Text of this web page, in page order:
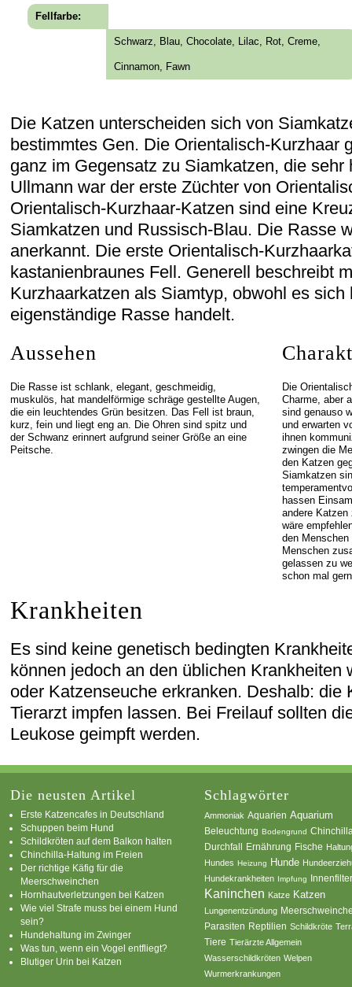
Fellfarbe:
Schwarz, Blau, Chocolate, Lilac, Rot, Creme,
Cinnamon, Fawn
Die Katzen unterscheiden sich von
bestimmtes Gen. Die Orientalisch-Kurzhaar
ganz im Gegensatz zu Siamkatzen, die sehr
Ullmann war der erste Züchter von
Orientalisch-Kurzhaar-Katzen sind eine
Siamkatzen und Russisch-Blau. Die Rasse
anerkannt. Die erste Orientalisch-
kastanienbraunes Fell. Generell beschreibt
Kurzhaarkatzen als Siamtyp, obwohl es sich
eigenständige Rasse handelt.
Aussehen
Die Rasse ist schlank, elegant, geschmeidig,
muskulös, hat mandelförmige schräge gestellte Augen,
die ein leuchtendes Grün besitzen. Das Fell ist braun,
kurz, fein und liegt eng an. Die Ohren sind spitz und
der Schwanz erinnert aufgrund seiner Größe an eine
Peitsche.
Die
Charme, aber
sind genauso
und erwarten
ihnen
zwingen die
den Katzen
Siamkatzen
hassen
andere Katzen
wäre
den
Menschen
gelassen zu
schon mal
Krankheiten
Es sind keine genetisch bedingten
können jedoch an den üblichen Krankheiten
oder Katzenseuche erkranken. Deshalb: die
Tierarzt impfen lassen. Bei Freilauf sollten
Leukose geimpft werden.
Die neusten Artikel
Erste Katzencafes in Deutschland
Schuppen beim Hund
Schildkröten auf dem Balkon halten
Chinchilla-Haltung im Freien
Der richtige Käfig für die
Meerschweinchen
Hornhautverletzungen bei Katzen
Wie viel Strafe muss bei einem Hund
sein?
Hundehaltung im Zwinger
Was tun, wenn ein Vogel entfliegt?
Blutiger Urin bei Katzen
Schlagwörter
Ammoniak Aquarien Aquarium
Beleuchtung Bodengrund
Durchfall Ernährung Fische
Hundes Heizung Hunde
Hundekrankheiten Impfung
Kaninchen Katze Katzen
Lungenentzündung
Parasiten Reptilien Schildkröte
Tiere Tierärzte Allgemein
Wasserschildkröten Welpen
Wurmerkrankungen